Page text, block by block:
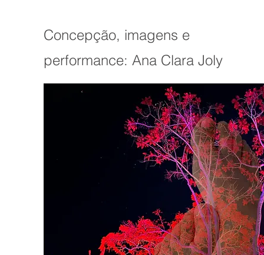
Concepção, imagens e
performance: Ana Clara Joly